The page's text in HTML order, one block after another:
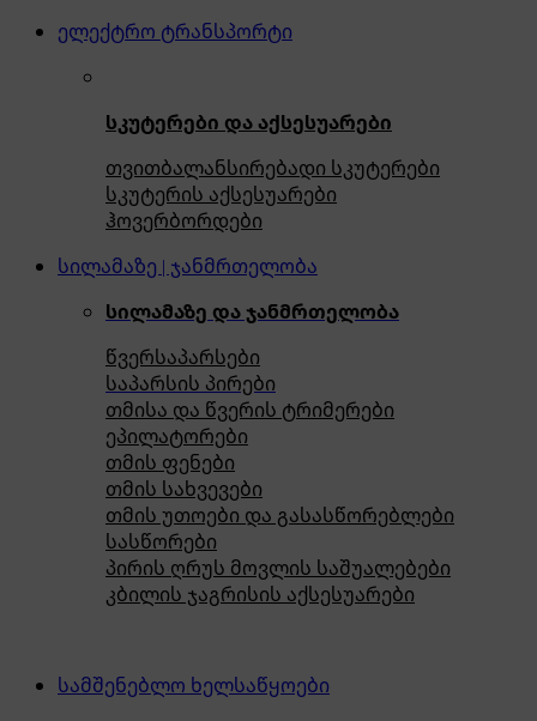
ელექტრო ტრანსპორტი
სკუტერები და აქსესუარები
თვითბალანსირებადი სკუტერები
სკუტერის აქსესუარები
ჰოვერბორდები
სილამაზე | ჯანმრთელობა
სილამაზე და ჯანმრთელობა
წვერსაპარსები
საპარსის პირები
თმისა და წვერის ტრიმერები
ეპილატორები
თმის ფენები
თმის სახვევები
თმის უთოები და გასასწორებლები
სასწორები
პირის ღრუს მოვლის საშუალებები
კბილის ჯაგრისის აქსესუარები
სამშენებლო ხელსაწყოები